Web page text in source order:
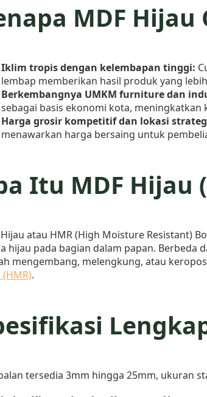
MDF
Iklim tropis dengan kelembapan tinggi:
lembap memberikan hasil produk yang
Berkembangnya UMKM furniture dan
sebagai basis ekonomi kota,
Harga grosir kompetitif dan lokasi
menawarkan harga bersaing untuk
Itu MDF Hijau
atau HMR (High Moisture Resistant)
hijau pada bagian dalam papan. Berbeda
mengembang, melengkung, atau
.
tersedia 3mm hingga 25mm, ukuran